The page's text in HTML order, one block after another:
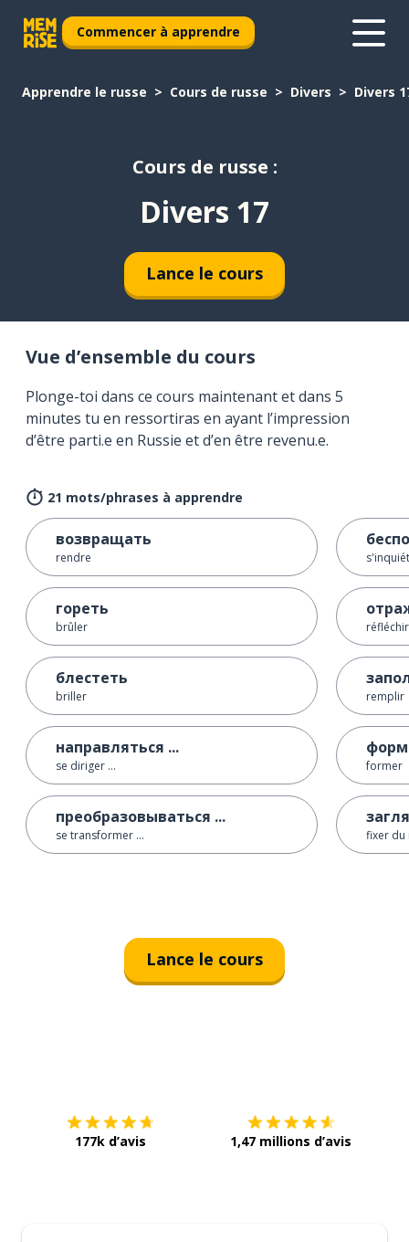
Commencer à apprendre
Apprendre le russe Cours de russe Divers Divers
Cours de russe :
Divers 17
Lance le cours
Vue d’ensemble du cours
Plonge-toi dans ce cours maintenant et dans 5
minutes tu en ressortiras en ayant l’impression
d’être parti.e en Russie et d’en être revenu.e.
21 mots/phrases à apprendre
возвращать
rendre
гореть
brûler
блестеть
briller
направляться ...
se diriger ...
преобразовываться ...
se transformer ...
remplir
former
fixer du
Lance le cours
177k d’avis 1,47 millions d’avis